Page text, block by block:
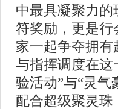
中最具凝聚力
符奖励，更是
家一起争夺拥
与指挥调度在这
验活动”与“灵
配合超级聚灵